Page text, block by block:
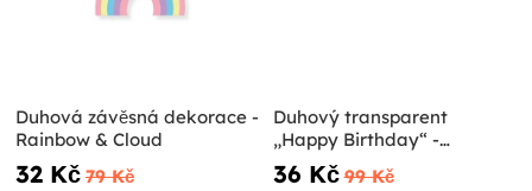
Duhová závěsná dekorace -
Rainbow & Cloud
32 Kč 79 Kč
Duhový transparent
„Happy Birthday“ -
Rainbow & Cloud
36 Kč 99 Kč